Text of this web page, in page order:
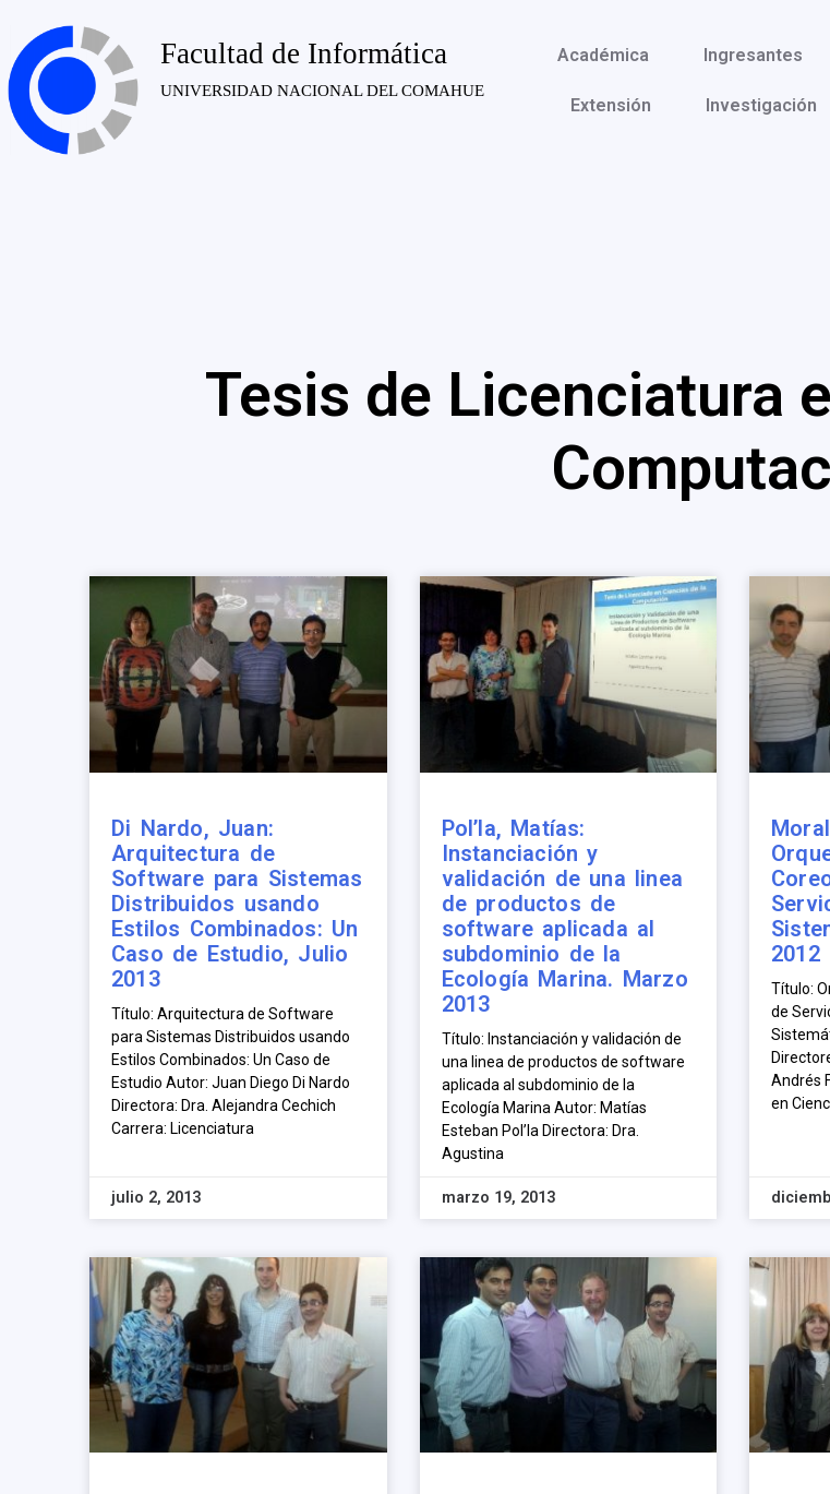
Facultad de Informática
UNIVERSIDAD NACIONAL DEL COMAHUE
Académica Ingresantes
Extensión Investigación
Tesis de Licenciatura
Di Nardo, Juan:
Arquitectura de
Software para Sistemas
Distribuidos usando
Estilos Combinados: Un
Caso de Estudio, Julio
2013
Título: Arquitectura de Software
para Sistemas Distribuidos usando
Estilos Combinados: Un Caso de
Estudio Autor: Juan Diego Di Nardo
Directora: Dra. Alejandra Cechich
Carrera: Licenciatura
julio 2, 2013
Pol’la, Matías:
Instanciación y
validación de una linea
de productos de
software aplicada al
subdominio de la
Ecología Marina. Marzo
2013
Título: Instanciación y validación de
una linea de productos de software
aplicada al subdominio de la
Ecología Marina Autor: Matías
Esteban Pol’la Directora: Dra.
Agustina
marzo 19, 2013
2012
Título:
de
Andrés
en